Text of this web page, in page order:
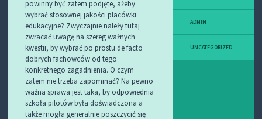
powinny być zatem podjęte, ażeby
wybrać stosownej jakości placówki
edukacyjne? Zwyczajnie należy tutaj
zwracać uwagę na szereg ważnych
kwestii, by wybrać po prostu de facto
dobrych fachowców od tego
konkretnego zagadnienia. O czym
zatem nie trzeba zapominać? Na pewno
ważna sprawa jest taka, by odpowiednia
szkoła pilotów była doświadczona a
także mogła generalnie poszczycić się
ADMIN
UNCATEGORIZED